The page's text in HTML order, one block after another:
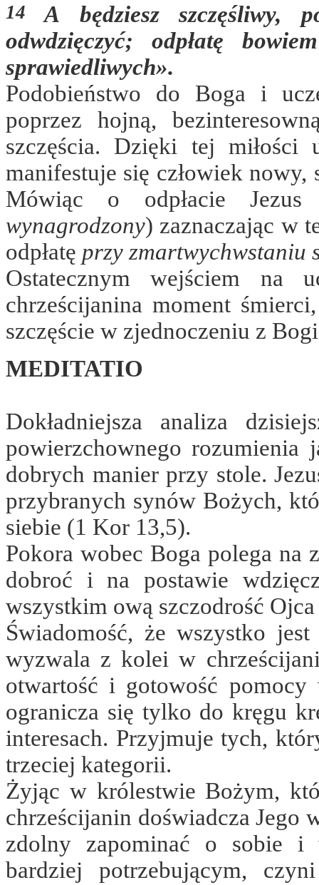
14
A będziesz szczęśliwy,
odwdzięczyć; odpłatę
sprawiedliwych».
Podobieństwo do Boga i
poprzez hojną,
szczęścia. Dzięki tej
manifestuje się człowiek
Mówiąc o odpłacie
wynagrodzony) zaznaczając w
odpłatę przy zmartwychwstaniu
Ostatecznym wejściem na
chrześcijanina moment
szczęście w zjednoczeniu z
MEDITATIO
Dokładniejsza analiza
powierzchownego rozumienia
dobrych manier przy stole.
przybranych synów Bożych,
siebie (1 Kor 13,5).
Pokora wobec Boga polega na
dobroć i na postawie
wszystkim ową szczodrość
Świadomość, że wszystko
wyzwala z kolei w
otwartość i gotowość
ogranicza się tylko do kręgu
interesach. Przyjmuje tych,
trzeciej kategorii.
Żyjąc w królestwie Bożym,
chrześcijanin doświadcza Jego
zdolny zapominać o sobie i
bardziej potrzebującym,